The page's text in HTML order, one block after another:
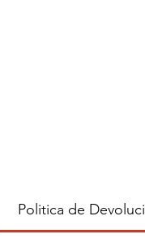
Politica de